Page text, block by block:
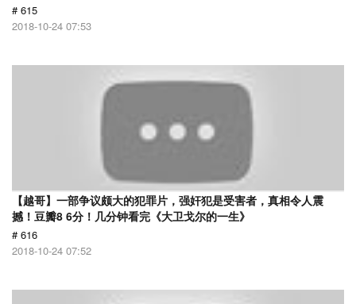
# 615
2018-10-24 07:53
【越哥】一部争议颇大的犯罪片，强奸犯是受害者，真相令人震
撼！豆瓣8 6分！几分钟看完《大卫戈尔的一生》
# 616
2018-10-24 07:52